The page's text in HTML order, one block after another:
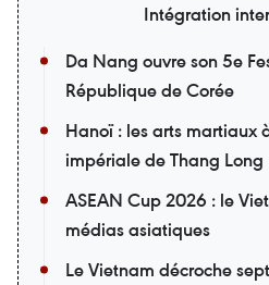
Intégration
Da Nang ouvre son 5e
République de Corée
Hanoï : les arts martiaux
impériale de Thang Long
ASEAN Cup 2026 : le
médias asiatiques
Le Vietnam décroche